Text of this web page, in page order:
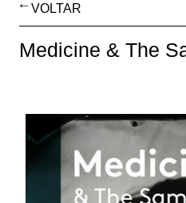
VOLTAR
Medicine & The